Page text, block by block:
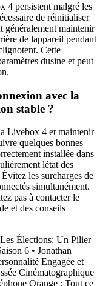
4 persistent malgré les
de réinitialiser
maintenir
de lappareil pendant
Cette
dusine et peut
avec la
stable ?
Livebox 4 et maintenir
quelques bonnes
installée dans
létat des
les surcharges de
simultanément.
pas à contacter le
et des conseils
Les Élections: Un Pilier
6 • Jonathan
Engagée et
Cinématographique
Orange : Tout ce